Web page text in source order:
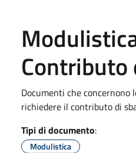
Contributo
Documenti che concernono
richiedere il contributo di
Tipi di documento:
Modulistica